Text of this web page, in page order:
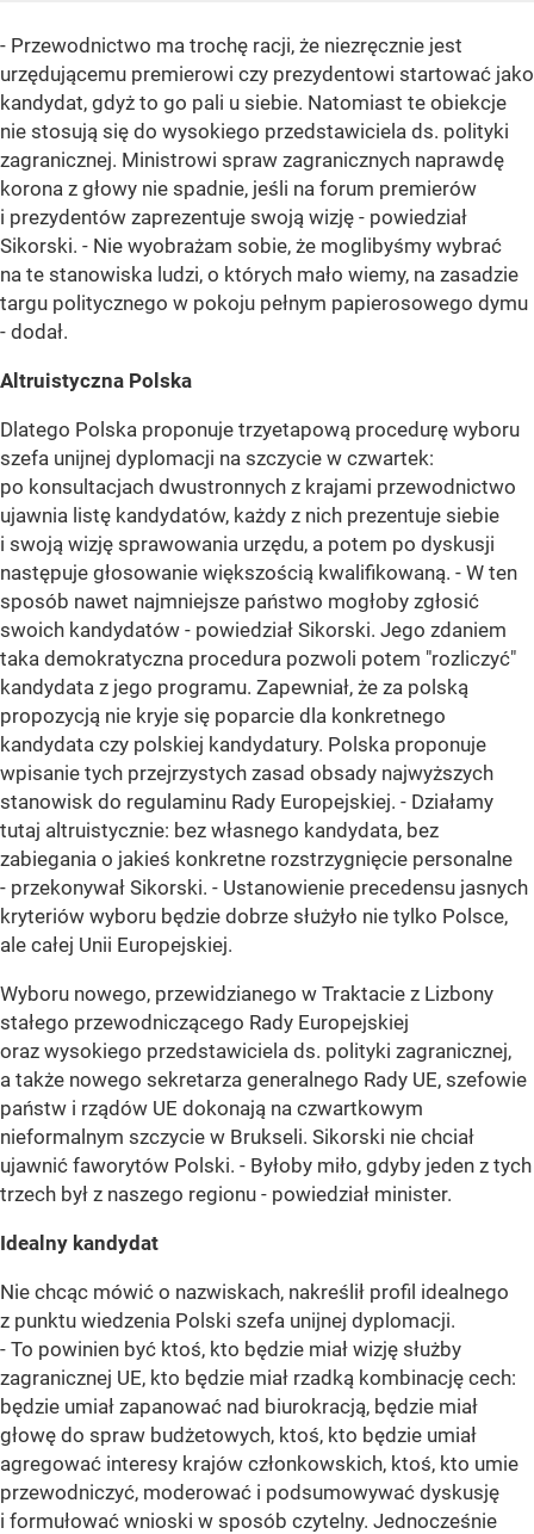
- Przewodnictwo ma trochę racji, że niezręcznie jest
urzędującemu premierowi czy prezydentowi startować jako
kandydat, gdyż to go pali u siebie. Natomiast te obiekcje
nie stosują się do wysokiego przedstawiciela ds. polityki
zagranicznej. Ministrowi spraw zagranicznych naprawdę
korona z głowy nie spadnie, jeśli na forum premierów
i prezydentów zaprezentuje swoją wizję - powiedział
Sikorski. - Nie wyobrażam sobie, że moglibyśmy wybrać
na te stanowiska ludzi, o których mało wiemy, na zasadzie
targu politycznego w pokoju pełnym papierosowego dymu
- dodał.
Altruistyczna Polska
Dlatego Polska proponuje trzyetapową procedurę wyboru
szefa unijnej dyplomacji na szczycie w czwartek:
po konsultacjach dwustronnych z krajami przewodnictwo
ujawnia listę kandydatów, każdy z nich prezentuje siebie
i swoją wizję sprawowania urzędu, a potem po dyskusji
następuje głosowanie większością kwalifikowaną. - W ten
sposób nawet najmniejsze państwo mogłoby zgłosić
swoich kandydatów - powiedział Sikorski. Jego zdaniem
taka demokratyczna procedura pozwoli potem "rozliczyć"
kandydata z jego programu. Zapewniał, że za polską
propozycją nie kryje się poparcie dla konkretnego
kandydata czy polskiej kandydatury. Polska proponuje
wpisanie tych przejrzystych zasad obsady najwyższych
stanowisk do regulaminu Rady Europejskiej. - Działamy
tutaj altruistycznie: bez własnego kandydata, bez
zabiegania o jakieś konkretne rozstrzygnięcie personalne
- przekonywał Sikorski. - Ustanowienie precedensu jasnych
kryteriów wyboru będzie dobrze służyło nie tylko Polsce,
ale całej Unii Europejskiej.
Wyboru nowego, przewidzianego w Traktacie z Lizbony
stałego przewodniczącego Rady Europejskiej
oraz wysokiego przedstawiciela ds. polityki zagranicznej,
a także nowego sekretarza generalnego Rady UE, szefowie
państw i rządów UE dokonają na czwartkowym
nieformalnym szczycie w Brukseli. Sikorski nie chciał
ujawnić faworytów Polski. - Byłoby miło, gdyby jeden z tych
trzech był z naszego regionu - powiedział minister.
Idealny kandydat
Nie chcąc mówić o nazwiskach, nakreślił profil idealnego
z punktu wiedzenia Polski szefa unijnej dyplomacji.
- To powinien być ktoś, kto będzie miał wizję służby
zagranicznej UE, kto będzie miał rzadką kombinację cech:
będzie umiał zapanować nad biurokracją, będzie miał
głowę do spraw budżetowych, ktoś, kto będzie umiał
agregować interesy krajów członkowskich, ktoś, kto umie
przewodniczyć, moderować i podsumowywać dyskusję
i formułować wnioski w sposób czytelny. Jednocześnie